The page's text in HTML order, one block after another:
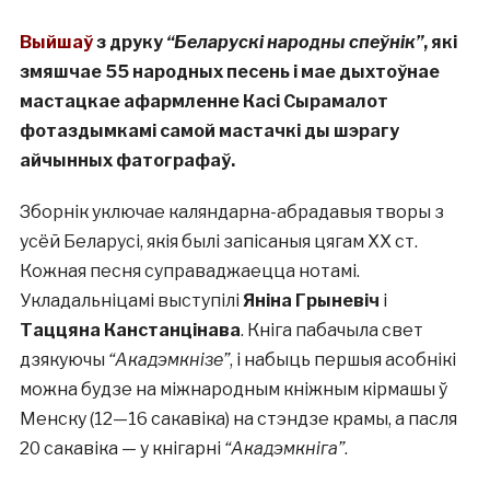
Выйшаўз друку “Беларускі народны спеўнік”, які
змяшчае 55 народных песень і мае дыхтоўнае
мастацкае афармленне Касі Сырамалот
фотаздымкамі самой мастачкі ды шэрагу
айчынных фатографаў.
Зборнік уключае каляндарна-абрадавыя творы з
усёй Беларусі, якія былі запісаныя цягам ХХ ст.
Кожная песня суправаджаецца нотамі.
Укладальніцамі выступілі Яніна Грыневіч і
Таццяна Канстанцінава. Кніга пабачыла свет
дзякуючы “Акадэмкнізе”, і набыць першыя асобнікі
можна будзе на міжнародным кніжным кірмашы ў
Менску (12—16 сакавіка) на стэндзе крамы, а пасля
20 сакавіка — у кнігарні “Акадэмкніга”.